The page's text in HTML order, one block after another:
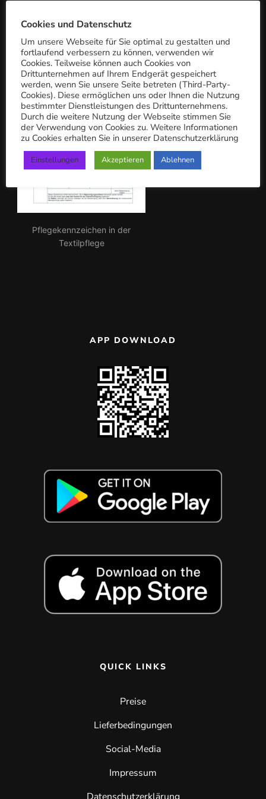
c
h:
Pflegekennzeichen in der
Textilpflege
APP DOWNLOAD
QUICK LINKS
Preise
Lieferbedingungen
Social-Media
Impressum
Cookies und Datenschutz
Um unsere Webseite für Sie optimal zu gestalten und
fortlaufend verbessern zu können, verwenden wir
Cookies. Teilweise können auch Cookies von
Drittunternehmen auf Ihrem Endgerät gespeichert
werden, wenn Sie unsere Seite betreten (Third-Party-
Cookies). Diese ermöglichen uns oder Ihnen die Nutzung
bestimmter Dienstleistungen des Drittunternehmens.
Durch die weitere Nutzung der Webseite stimmen Sie
der Verwendung von Cookies zu. Weitere Informationen
zu Cookies erhalten Sie in unserer Datenschutzerklärung
Einstellungen Akzeptieren Ablehnen